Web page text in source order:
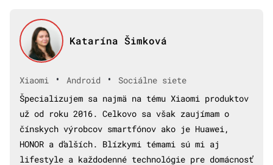
Katarína Šimková
Xiaomi • Android •
Sociálne siete
Špecializujem sa najmä na tému Xiaomi produktov
už od roku 2016. Celkovo sa však zaujímam o
čínskych výrobcov smartfónov ako je Huawei,
HONOR a ďalších. Blízkymi témami sú mi aj
lifestyle a každodenné technológie pre domácnosť